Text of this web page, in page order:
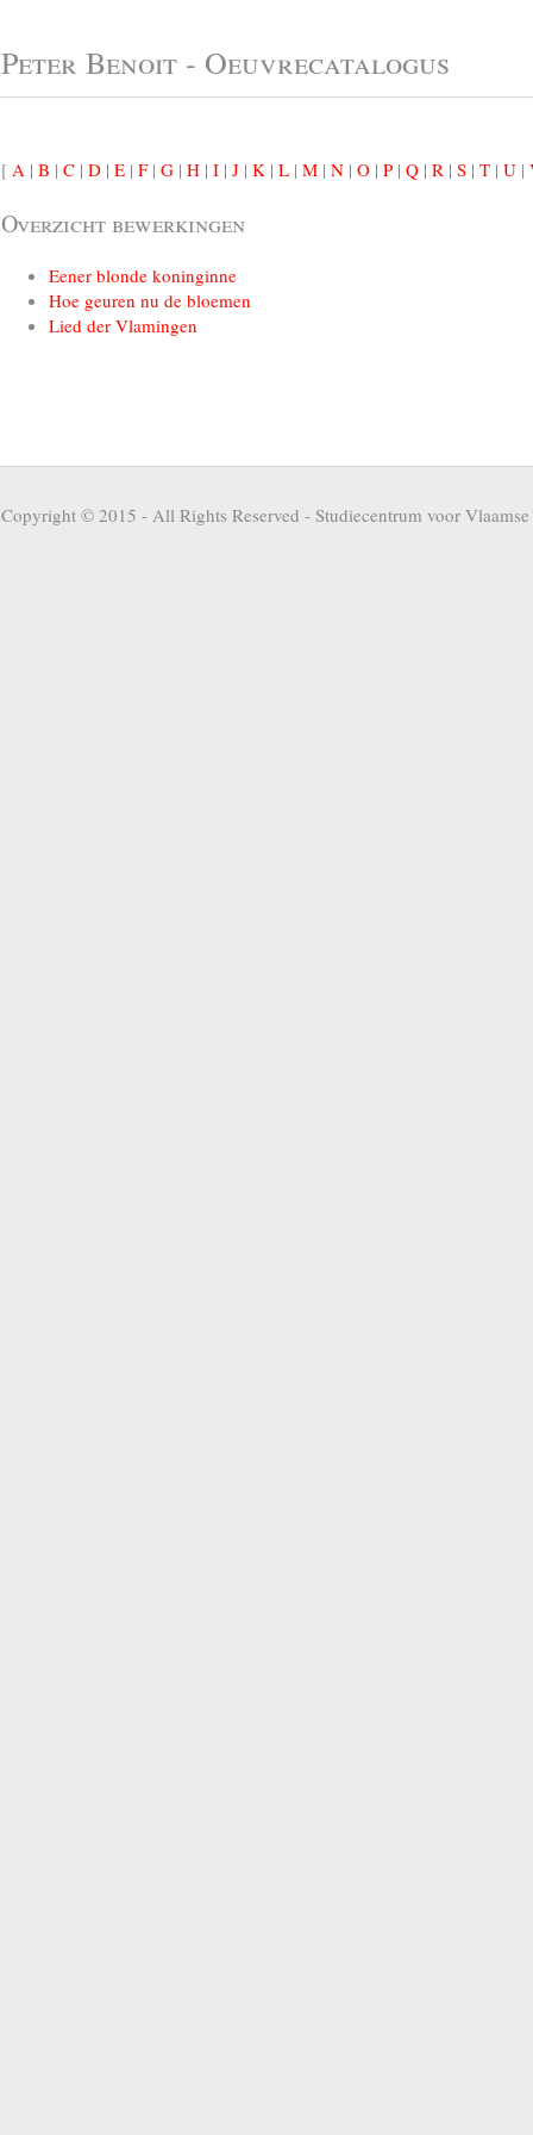
Peter Benoit - Oeuvrecatalogus
[ A | B | C | D | E | F| G | H | I | J | K | L | M | N | O | P | Q | R | S | T | U |
Overzicht bewerkingen
Eener blonde koninginne
Hoe geuren nu de bloemen
Lied der Vlamingen
Copyright © 2015 - All Rights Reserved - Studiecentrum voor